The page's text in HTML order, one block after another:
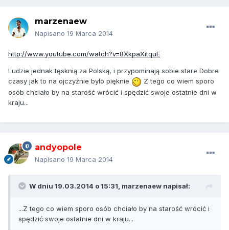
marzenaew
Napisano 19 Marca 2014
http://www.youtube.com/watch?v=8XkpaXitquE
Ludzie jednak tęsknią za Polską, i przypominają sobie stare Dobre
czasy jak to na ojczyźnie było pięknie
Z tego co wiem sporo
osób chciało by na starość wrócić i spędzić swoje ostatnie dni w
kraju...
andyopole
Napisano 19 Marca 2014
W dniu 19.03.2014 o 15:31, marzenaew napisał:
...Z tego co wiem sporo osób chciało by na starość wrócić i
spędzić swoje ostatnie dni w kraju...